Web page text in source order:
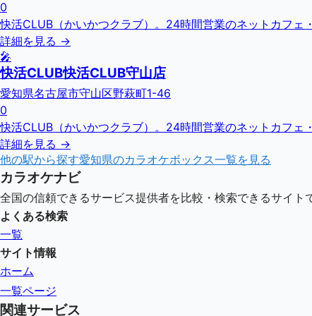
0
快活CLUB（かいかつクラブ）。24時間営業のネットカフェ
詳細を見る →
🎤
快活CLUB快活CLUB守山店
愛知県名古屋市守山区野萩町1-46
0
快活CLUB（かいかつクラブ）。24時間営業のネットカフェ
詳細を見る →
他の駅から探す愛知県のカラオケボックス一覧を見る
カラオケナビ
全国の信頼できるサービス提供者を比較・検索できるサイト
よくある検索
一覧
サイト情報
ホーム
一覧ページ
関連サービス